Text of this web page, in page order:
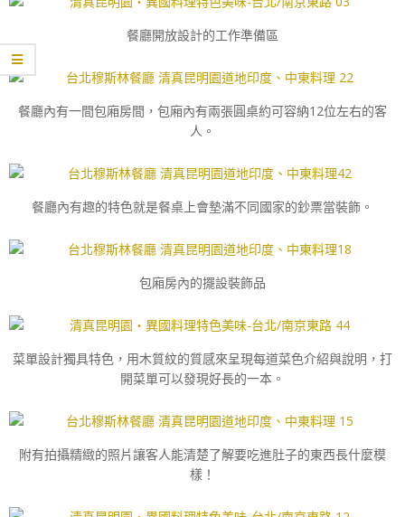
餐廳開放設計的工作準備區
餐廳內有一間包廂房間，包廂內有兩張圓桌約可容納12位左右的客
人。
餐廳內有趣的特色就是餐桌上會墊滿不同國家的鈔票當裝飾。
包廂房內的擺設裝飾品
菜單設計獨具特色，用木質紋的質感來呈現每道菜色介紹與說明，打
開菜單可以發現好長的一本。
附有拍攝精緻的照片讓客人能清楚了解要吃進肚子的東西長什麼模
樣！